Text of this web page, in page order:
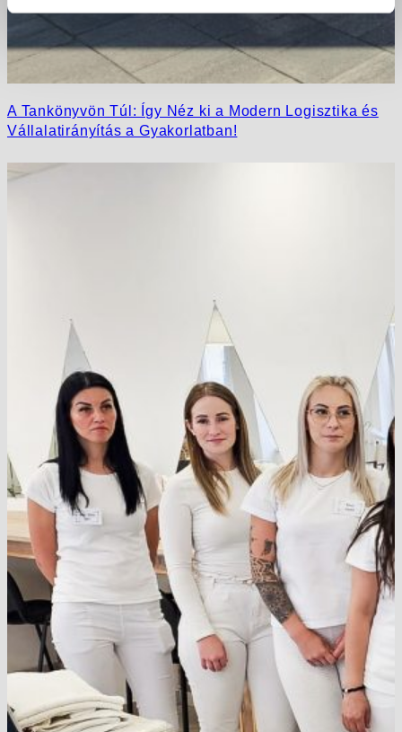
A Tankönyvön Túl: Így Néz ki a Modern Logisztika és
Vállalatirányítás a Gyakorlatban!